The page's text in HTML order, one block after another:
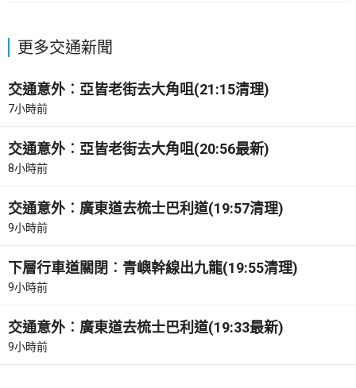
更多交通新聞
交通意外︰亞皆老街去大角咀(21:15清理)
7小時前
交通意外︰亞皆老街去大角咀(20:56最新)
8小時前
交通意外︰廣東道去梳士巴利道(19:57清理)
9小時前
下層行車道關閉︰青嶼幹線出九龍(19:55清理)
9小時前
交通意外︰廣東道去梳士巴利道(19:33最新)
9小時前